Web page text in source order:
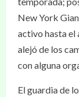
New York
activo hasta el
alejó de los
con alguna
El guardia de